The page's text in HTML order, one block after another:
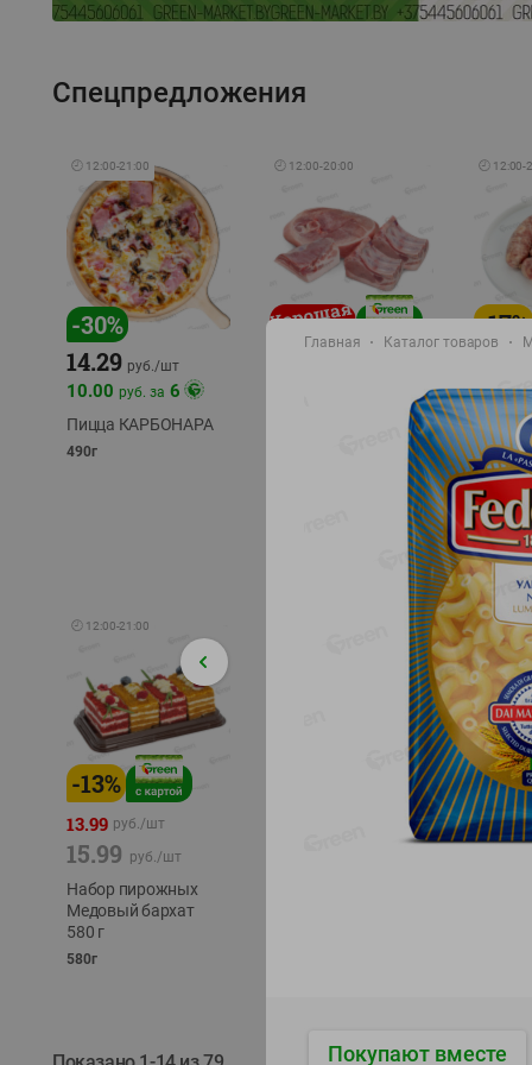
Спецпредложения
🕘 12:00-21:00
-30%
14.29 руб./шт
10.00 руб. за 6
Пицца КАРБОНАРА
490г
🕘 12:00-20:00
охлажденный 1 кг
🕘 12:00-
-17%
11.99
охлажд
🕘 12:00-21:00
-13%
13.99 руб./шт
15.99 руб./шт
Набор пирожных
Медовый бархат
580 г
580г
-24%
4.99
Главная Каталог товаров
Покупают вместе